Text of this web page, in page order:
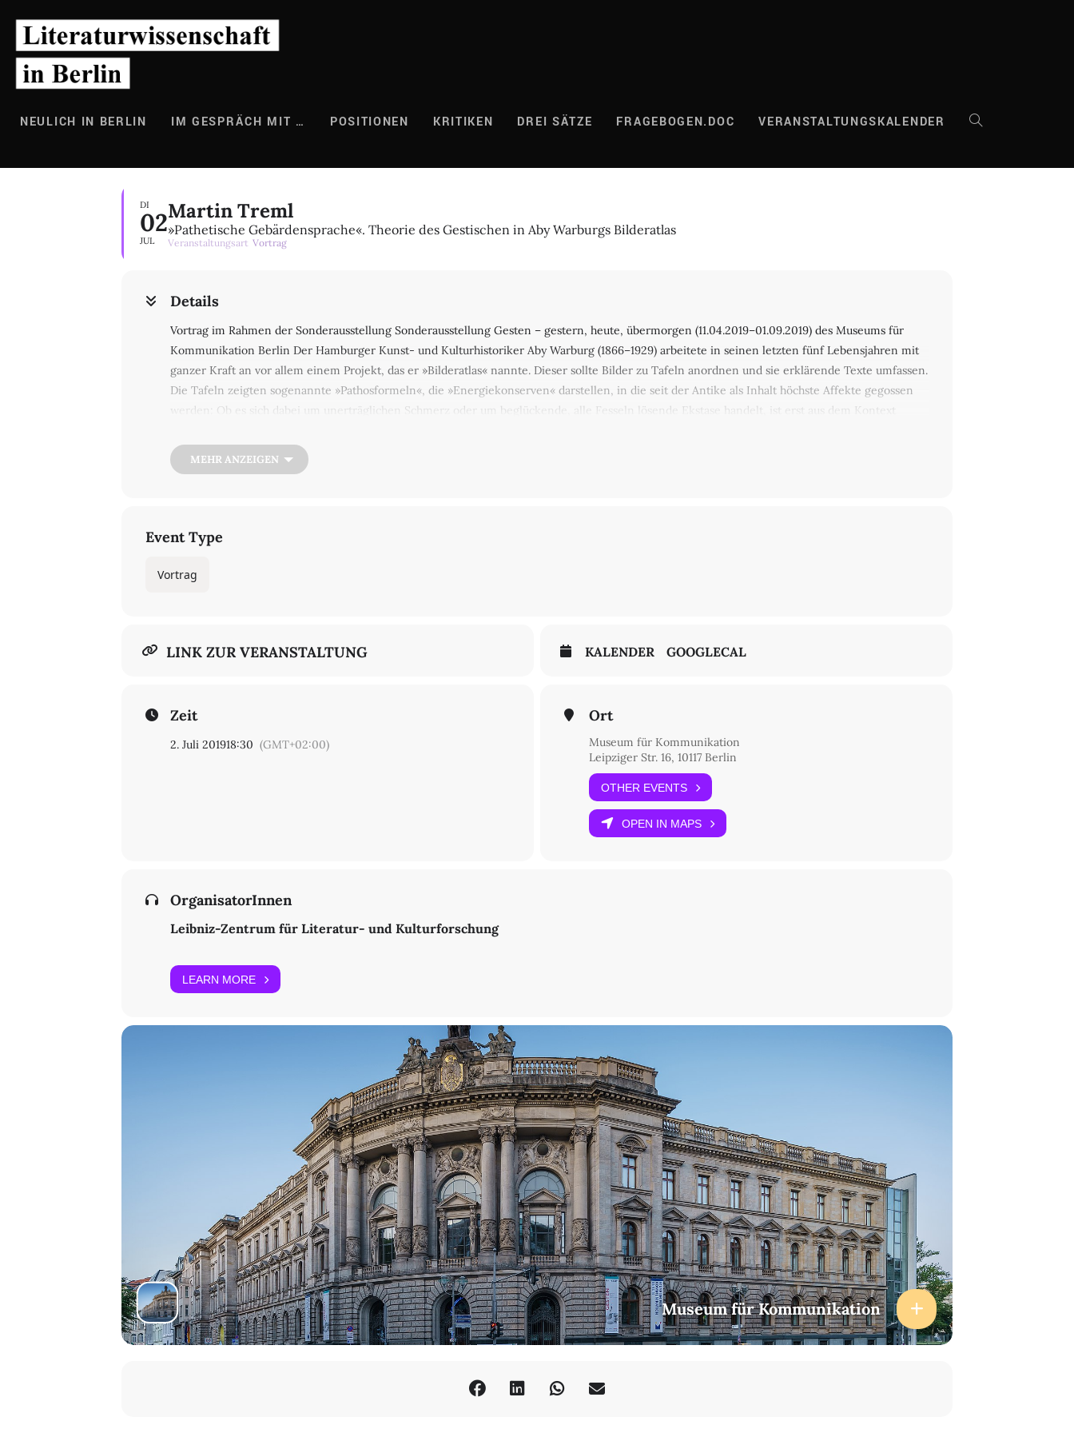
Inhalt
springen
NEULICH IN BERLIN IM GESPRÄCH MIT … POSITIONEN KRITIKEN DREI SÄTZE FRAGEBOGEN.DOC VERANSTALTUNGSKALENDER WEBSITE-
DI
02
JUL
Martin Treml
»Pathetische Gebärdensprache«. Theorie des Gestischen in Aby Warburgs Bilderatlas
Veranstaltungsart Vortrag
Details
Vortrag im Rahmen der Sonderausstellung Sonderausstellung Gesten – gestern, heute, übermorgen (11.04.2019–01.09.2019) des Museums für
Kommunikation Berlin Der Hamburger Kunst- und Kulturhistoriker Aby Warburg (1866–1929) arbeitete in seinen letzten fünf Lebensjahren mit
ganzer Kraft an vor allem einem Projekt, das er »Bilderatlas« nannte. Dieser sollte Bilder zu Tafeln anordnen und sie erklärende Texte umfassen.
Die Tafeln zeigten sogenannte »Pathosformeln«, die »Energiekonserven« darstellen, in die seit der Antike als Inhalt höchste Affekte gegossen
werden: Ob es sich dabei um unerträglichen Schmerz oder um beglückende, alle Fesseln lösende Ekstase handelt, ist erst aus dem Kontext
reicht, wie an ausgewählten Beispielen deutlich gemacht wird. Martin Treml ist Religionswissenschaftler und Judaist, er leitet das Projekt Aby
Warburg und die Religionskulturen.
MEHR ANZEIGEN
Event Type
Vortrag
LINK ZUR VERANSTALTUNG KALENDER GOOGLECAL
Zeit
2. Juli 201918:30 (GMT+02:00)
Ort
Museum für Kommunikation
Leipziger Str. 16, 10117 Berlin
OTHER EVENTS
OPEN IN MAPS
OrganisatorInnen
Leibniz-Zentrum für Literatur- und Kulturforschung
LEARN MORE
Museum für Kommunikation